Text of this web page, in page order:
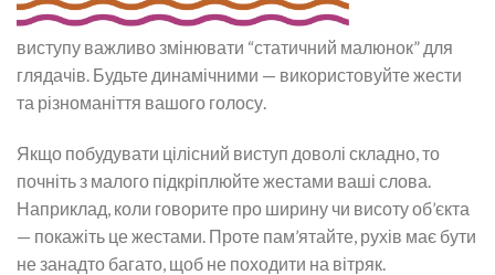
виступу важливо змінювати “статичний малюнок” для
глядачів. Будьте динамічними — використовуйте жести
та різноманіття вашого голосу.
Якщо побудувати цілісний виступ доволі складно, то
почніть з малого підкріплюйте жестами ваші слова.
Наприклад, коли говорите про ширину чи висоту об’єкта
— покажіть це жестами. Проте пам’ятайте, рухів має бути
не занадто багато, щоб не походити на вітряк.